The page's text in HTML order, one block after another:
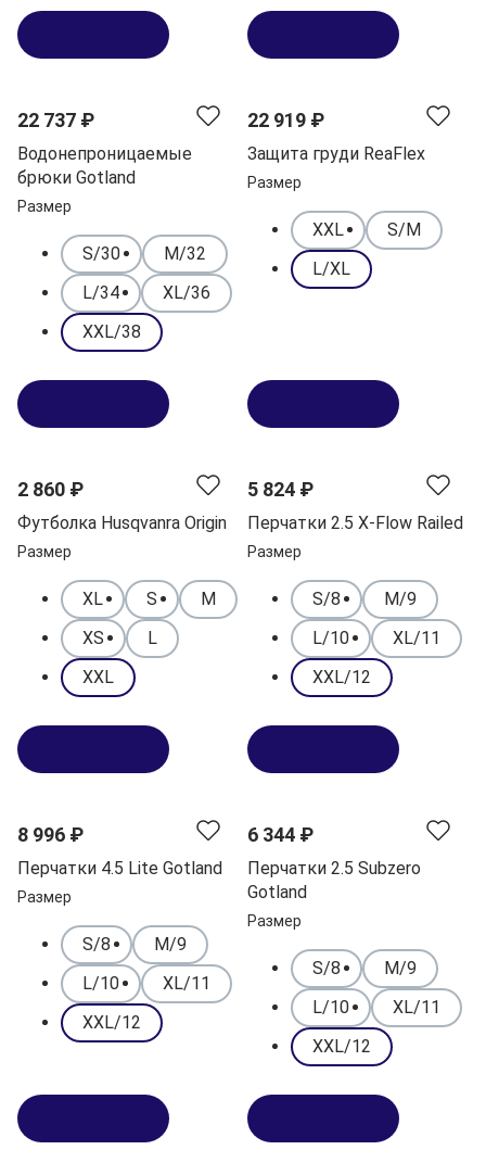
22 737 ₽
Водонепроницаемые
брюки Gotland
Размер
S/30
M/32
L/34
XL/36
XXL/38
22 919 ₽
Защита груди ReaFlex
Размер
XXL
S/M
L/XL
2 860 ₽
Футболка Husqvanra Origin
Размер
XL S
M
XS
L
XXL
5 824 ₽
Перчатки 2.5 X-Flow Railed
Размер
S/8
M/9
L/10
XL/11
XXL/12
8 996 ₽
Перчатки 4.5 Lite Gotland
Размер
S/8
M/9
L/10
XL/11
XXL/12
6 344 ₽
Перчатки 2.5 Subzero
Gotland
Размер
S/8
M/9
L/10
XL/11
XXL/12
NEW